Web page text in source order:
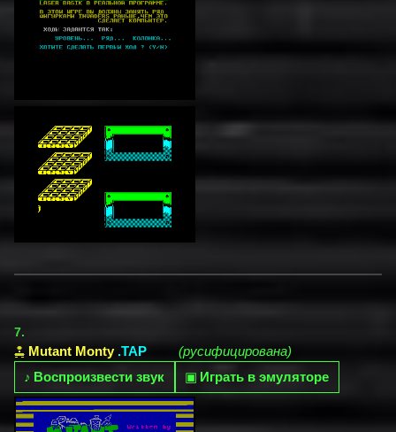
7.
Mutant Monty .TAP
(русифицирована)
♪ Воспроизвести звук ▣ Играть в эмуляторе